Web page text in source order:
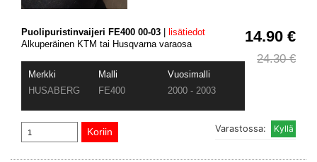
14.90 €
24.30 €
Puolipuristinvaijeri FE400 00-03 | lisätiedot
Alkuperäinen KTM tai Husqvarna varaosa
Merkki Malli
Vuosimalli
HUSABERG
FE400 2000 - 2003
Varastossa: